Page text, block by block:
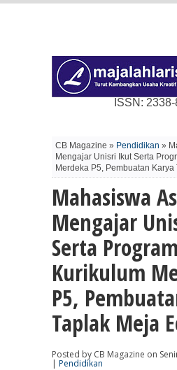
ISSN:
CB Magazine » Pendidikan »
Mengajar Unisri Ikut Serta
Merdeka P5, Pembuatan
Mahasiswa
Mengajar
Serta Program
Kurikulum
P5,
Taplak Meja
Posted by CB Magazine on
| Pendidikan